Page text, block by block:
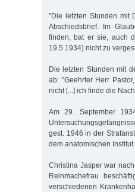
"Die letzten Stunden mit
Abschiedsbrief. Im
finden, bat er sie, auch
19.5.1934) nicht zu
Die letzten Stunden mit
ab: "Geehrter Herr
nicht [...] ich finde die
Am 29. September
gest. 1946 in der
dem anatomischen
Christina Jasper war
Reinmachefrau
verschiedenen